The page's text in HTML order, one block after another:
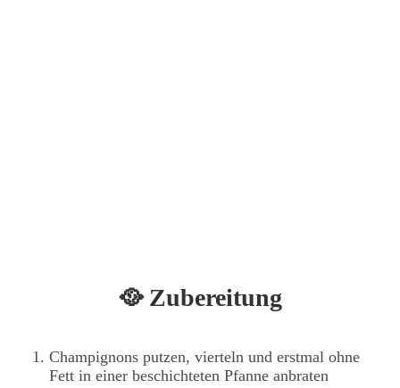
🥘 Zubereitung
Champignons putzen, vierteln und erstmal ohne
Fett in einer beschichteten Pfanne anbraten